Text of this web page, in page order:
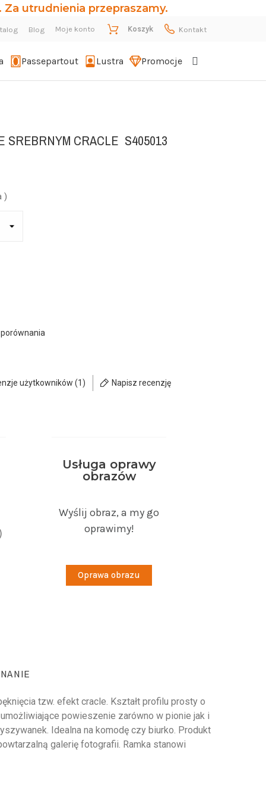
utrudnienia przepraszamy.
Blog Moje konto Koszyk Kontakt
Passepartout Lustra Promocje
SREBRNYM CRACLE S405013
)
użytkowników (1) Napisz recenzję
Usługa oprawy
obrazów
Wyślij obraz, a my go
oprawimy!
Oprawa obrazu
tzw. efekt cracle. Kształt profilu prosty o
powieszenie zarówno w pionie jak i
Idealna na komodę czy biurko. Produkt
galerię fotografii. Ramka stanowi